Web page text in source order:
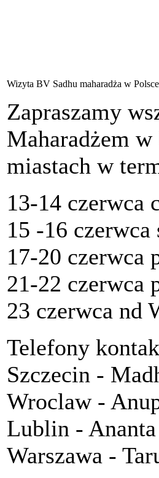
Wizyta BV Sadhu maharadża w
Zapraszamy
Maharadżem
miastach w
13-14 czerwca
15 -16 czerwca
17-20 czerwca
21-22 czerwca
23 czerwca nd
Telefony
Szczecin -
Wroclaw -
Lublin -
Warszawa -